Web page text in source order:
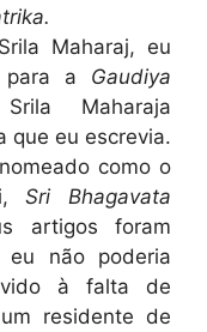
Maharaj, eu
para a Gaudiya
Maharaja
que eu escrevia.
como o
Sri Bhagavata
artigos foram
eu não poderia
à falta de
residente de